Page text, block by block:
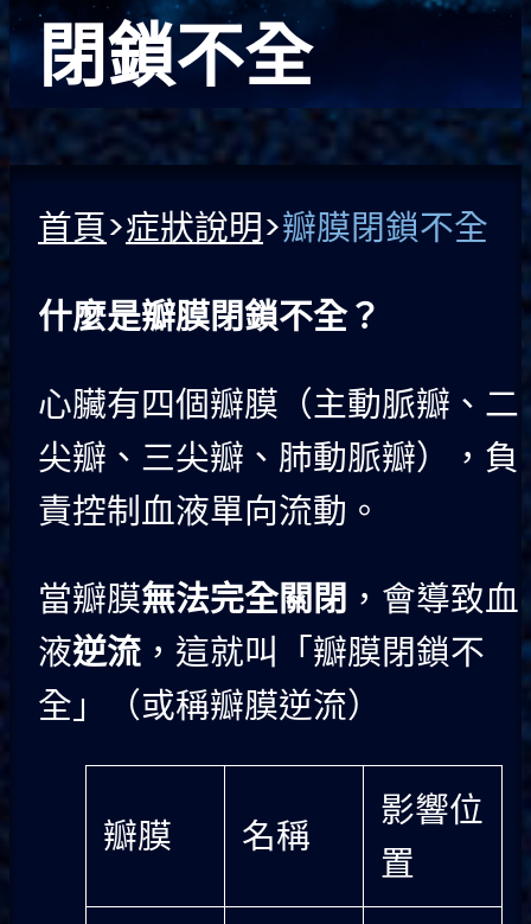
閉鎖不全
首頁>症狀說明>瓣膜閉鎖不全
什麼是瓣膜閉鎖不全？
心臟有四個瓣膜（主動脈瓣、二
尖瓣、三尖瓣、肺動脈瓣），負
責控制血液單向流動。
當瓣膜無法完全關閉 ，會導致血
液逆流 ，這就叫「瓣膜閉鎖不
全」（或稱瓣膜逆流）
瓣膜 名稱
影響位
置